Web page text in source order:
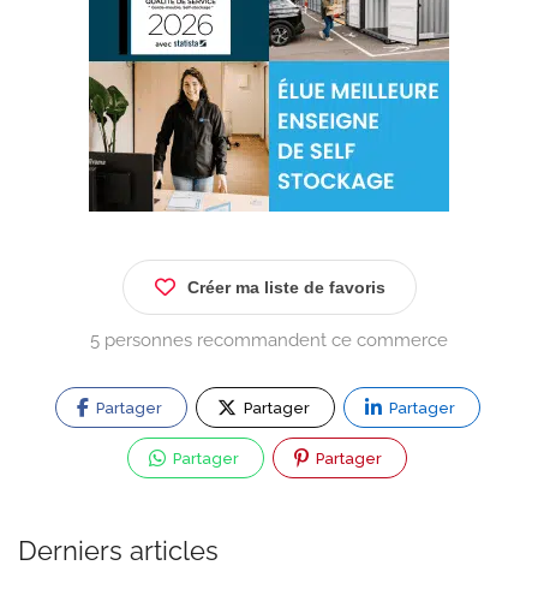
Créer ma liste de favoris
5 personnes recommandent ce commerce
Partager Partager Partager
Partager Partager
Derniers articles